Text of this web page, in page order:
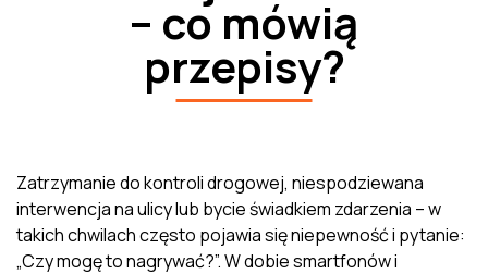
– co mówią
przepisy?
Zatrzymanie do kontroli drogowej, niespodziewana
interwencja na ulicy lub bycie świadkiem zdarzenia – w
takich chwilach często pojawia się niepewność i pytanie:
„Czy mogę to nagrywać?”. W dobie smartfonów i